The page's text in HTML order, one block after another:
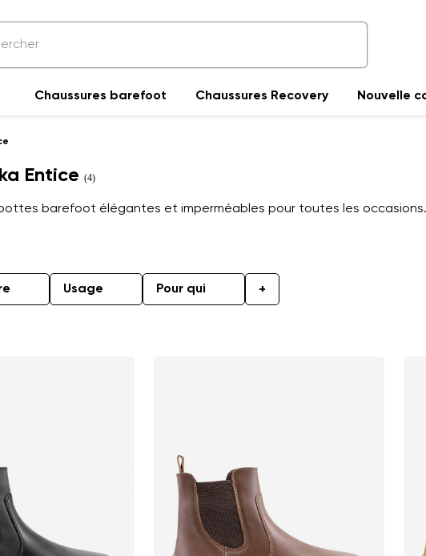
Chaussures barefoot Chaussures Recovery Nouvelle
Entice (4)
barefoot élégantes et imperméables pour toutes les occasions.
Usage Pour qui +